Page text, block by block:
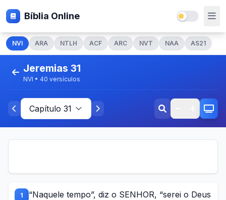
Bíblia Online
NVI ARA NTLH ACF ARC NVT NAA AS21
Jeremias 31
NVI • 40 versículos
1
“Naquele tempo”, diz o SENHOR, “serei o Deus